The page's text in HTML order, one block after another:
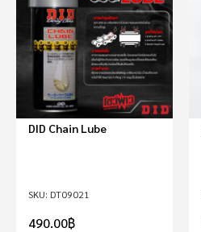
DT09021
DID Chain Lube
490.00฿